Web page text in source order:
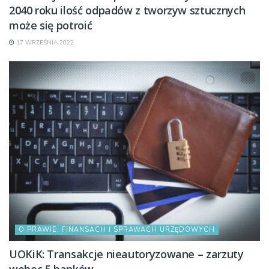
2040 roku ilość odpadów z tworzyw sztucznych
może się potroić
17 WRZEŚNIA 2022
O PRAWIE, FINANSACH I SPRAWACH URZĘDOWYCH
UOKiK: Transakcje nieautoryzowane – zarzuty